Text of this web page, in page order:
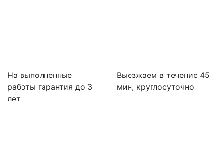
На выполненные
работы гарантия до 3
лет
Выезжаем в течение 45
мин, круглосуточно